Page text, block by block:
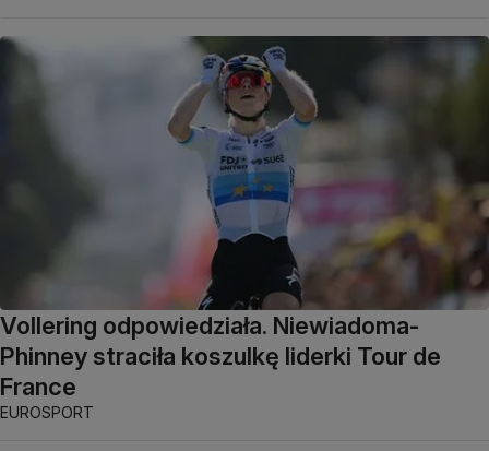
Vollering odpowiedziała. Niewiadoma-
Phinney straciła koszulkę liderki Tour de
France
EUROSPORT